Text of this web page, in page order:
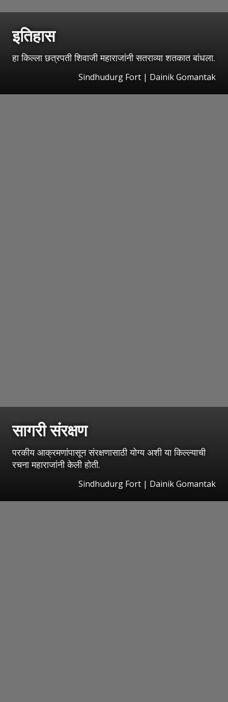
इतिहास
हा किल्ला छत्रपती शिवाजी महाराजांनी सतराव्या शतकात बांधला.
Sindhudurg Fort | Dainik Gomantak
सागरी संरक्षण
परकीय आक्रमणांपासून संरक्षणासाठी योग्य अशी या किल्ल्याची
रचना महाराजांनी केली होती.
Sindhudurg Fort | Dainik Gomantak